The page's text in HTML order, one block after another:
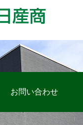
お問い合わせ